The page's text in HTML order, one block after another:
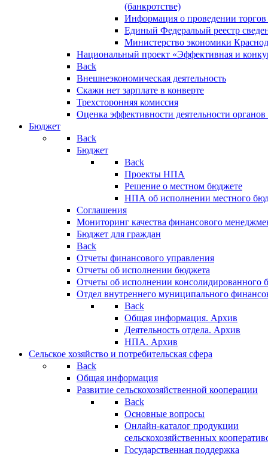
(банкротстве)
Информация о проведении
Единый Федеральый реестр
Министерство экономики
Национальный проект «Эффективная и
Back
Внешнеэкономическая деятельность
Скажи нет зарплате в конверте
Трехсторонняя комиссия
Оценка эффективности деятельности
Бюджет
Back
Бюджет
Back
Проекты НПА
Решение о местном бюджете
НПА об исполнении местного
Соглашения
Мониторинг качества финансового
Бюджет для граждан
Back
Отчеты финансового управления
Отчеты об исполнении бюджета
Отчеты об исполнении консолидированного
Отдел внутреннего муниципального
Back
Общая информация. Архив
Деятельность отдела. Архив
НПА. Архив
Сельское хозяйство и потребительская сфера
Back
Общая информация
Развитие сельскохозяйственной кооперации
Back
Основные вопросы
Онлайн-каталог продукции
сельскохозяйственных
Государственная поддержка